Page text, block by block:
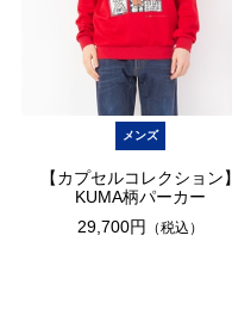
メンズ
【カプセルコレクション】
KUMA柄パーカー
29,700円
（税込）